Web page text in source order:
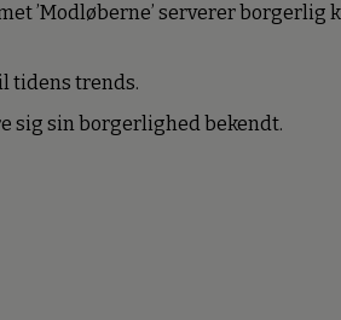
’Modløberne’ serverer borgerlig
tidens trends.
sig sin borgerlighed bekendt.